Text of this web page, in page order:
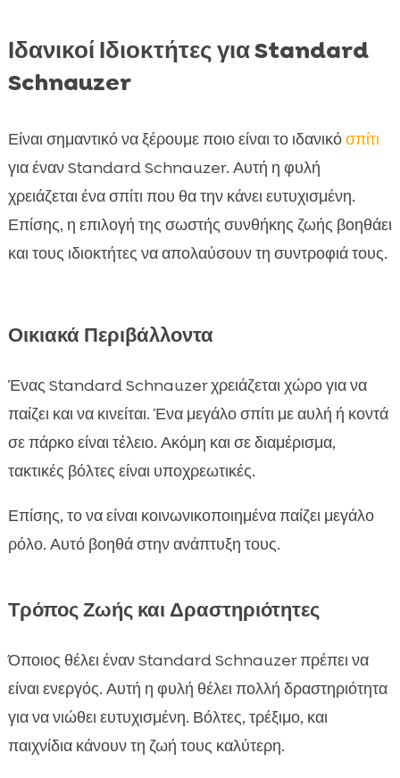
Ιδανικοί Ιδιοκτήτες για Standard
Schnauzer
Είναι σημαντικό να ξέρουμε ποιο είναι το ιδανικόσπίτι
για έναν Standard Schnauzer. Αυτή η φυλή
χρειάζεται ένα σπίτι που θα την κάνει ευτυχισμένη.
Επίσης, η επιλογή της σωστής συνθήκης ζωής βοηθάει
και τους ιδιοκτήτες να απολαύσουν τη συντροφιά τους.
Οικιακά Περιβάλλοντα
Ένας Standard Schnauzer χρειάζεται χώρο για να
παίζει και να κινείται. Ένα μεγάλο σπίτι με αυλή ή κοντά
σε πάρκο είναι τέλειο. Ακόμη και σε διαμέρισμα,
τακτικές βόλτες είναι υποχρεωτικές.
Επίσης, το να είναι κοινωνικοποιημένα παίζει μεγάλο
ρόλο. Αυτό βοηθά στην ανάπτυξη τους.
Τρόπος Ζωής και Δραστηριότητες
Όποιος θέλει έναν Standard Schnauzer πρέπει να
είναι ενεργός. Αυτή η φυλή θέλει πολλή δραστηριότητα
για να νιώθει ευτυχισμένη. Βόλτες, τρέξιμο, και
παιχνίδια κάνουν τη ζωή τους καλύτερη.